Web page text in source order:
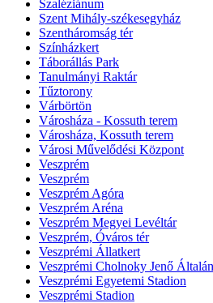
Szaléziánum
Szent Mihály-székesegyház
Szentháromság tér
Színházkert
Táborállás Park
Tanulmányi Raktár
Tűztorony
Várbörtön
Városháza - Kossuth terem
Városháza, Kossuth terem
Városi Művelődési Központ
Veszprém
Veszprém
Veszprém Agóra
Veszprém Aréna
Veszprém Megyei Levéltár
Veszprém, Óváros tér
Veszprémi Állatkert
Veszprémi Cholnoky Jenő
Veszprémi Egyetemi Stadion
Veszprémi Stadion